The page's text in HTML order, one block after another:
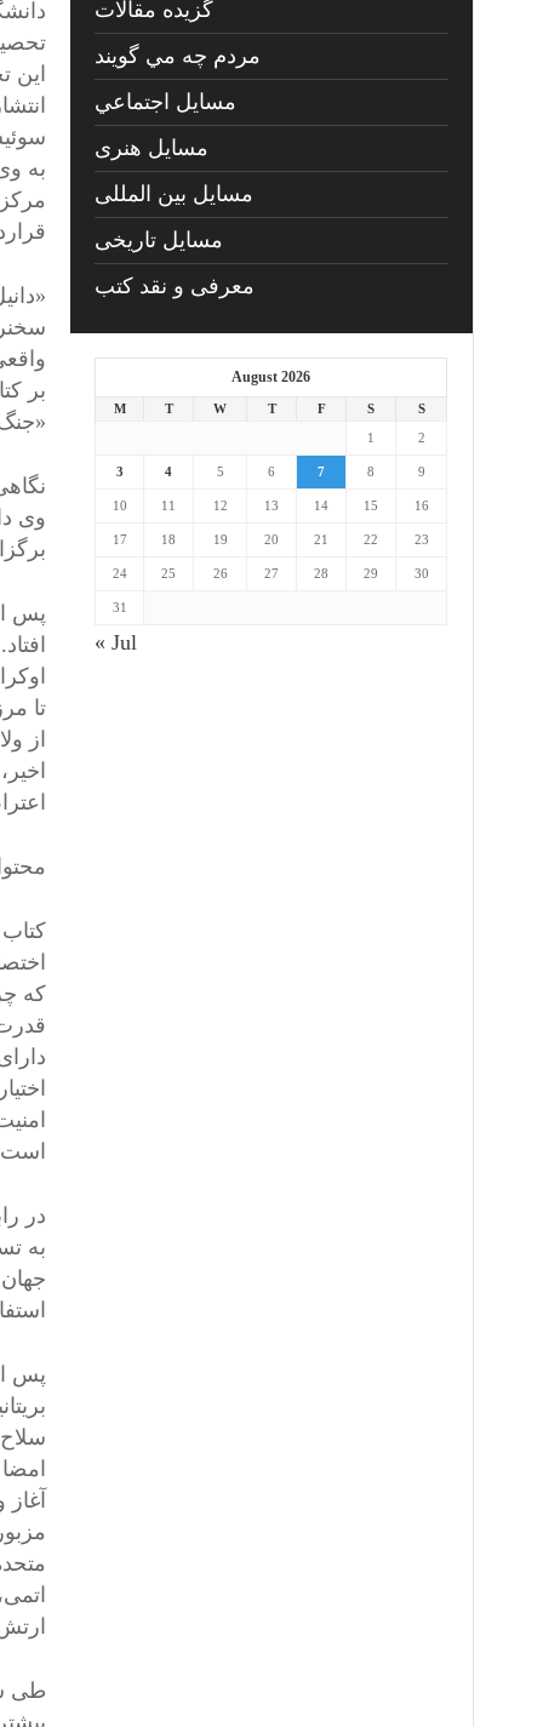
به
بر
وی
پس
تا
از
در
به
استفاده کرد: در ۶
طی
گزیده مقالات
مردم چه مي گويند
مسايل اجتماعي
مسايل هنری
مسایل بین المللی
مسایل تاریخی
معرفی و نقد کتب
August 2026
M T W T F S
S
1
2
3 4 5 6 7 8 9
10 11 12 13 14 15 16
17 18 19 20 21 22 23
24 25 26 27 28 29 30
31
« Jul